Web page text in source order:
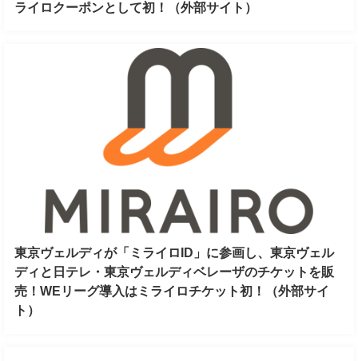
ライロクーポンとして初！（外部サイト）
東京ヴェルディが「ミライロID」に参画し、東京ヴェル
ディと日テレ・東京ヴェルディベレーザのチケットを販
売！WEリーグ導入はミライロチケット初！（外部サイ
ト）